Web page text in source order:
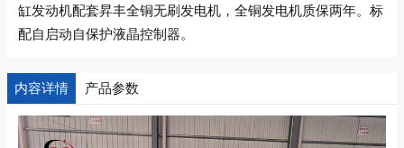
缸发动机配套昇丰全铜无刷发电机，全铜发电机质保两年。标
配自启动自保护液晶控制器。
内容详情 产品参数